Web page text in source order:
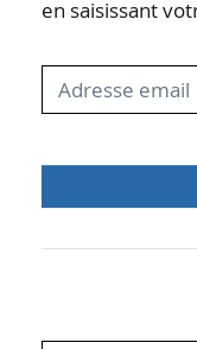
en saisissant